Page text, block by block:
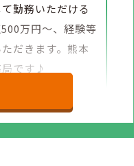
勤務いただける
万円～、経験等
だきます。熊本
局です♪